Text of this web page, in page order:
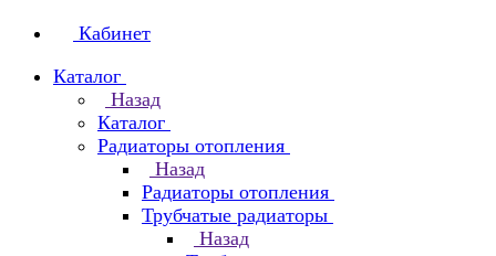
Кабинет
Каталог
Назад
Каталог
Радиаторы отопления
Назад
Радиаторы отопления
Трубчатые радиаторы
Назад